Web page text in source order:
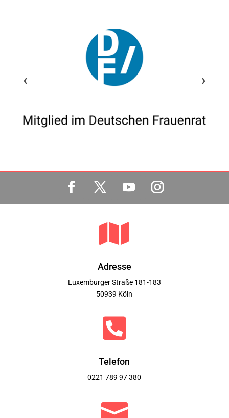
‹ ›

Adresse
Luxemburger Straße 181-183
50939 Köln

Telefon
0221 789 97 380
